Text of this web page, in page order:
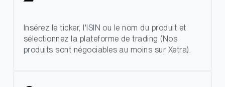
Insérez le ticker, l'ISIN ou le nom du produit et
sélectionnez la plateforme de trading (Nos
produits sont négociables au moins sur Xetra).